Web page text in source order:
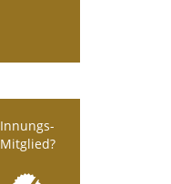
Innungs-
Mitglied?